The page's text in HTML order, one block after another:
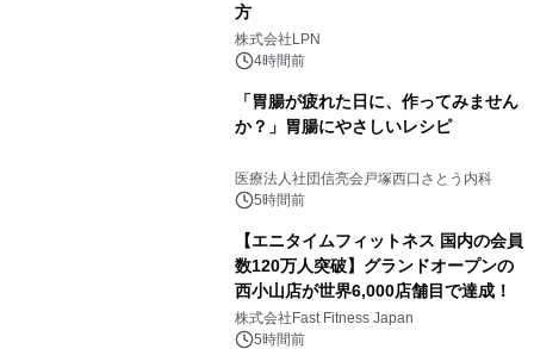
方
株式会社LPN
4時間前
「胃腸が疲れた日に、作ってみません
か？」胃腸にやさしいレシピ
医療法人社団信亮会戸塚西口さとう内科
5時間前
【エニタイムフィットネス 国内の会員
数120万人突破】グランドオープンの
西小山店が世界6,000店舗目で達成！
株式会社Fast Fitness Japan
5時間前